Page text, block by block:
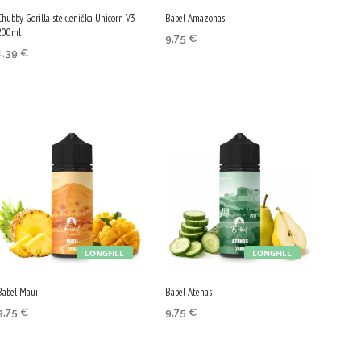
Gorilla steklenička Unicorn V3
€
Babel Amazonas
9,75 €
LONGFILL
Maui
€
LONGFILL
Babel Atenas
9,75 €